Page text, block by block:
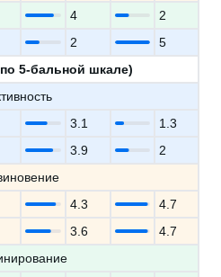
4
2
2
5
5-бальной шкале)
3.1
1.3
3.9
2
4.3
4.7
3.6
4.7